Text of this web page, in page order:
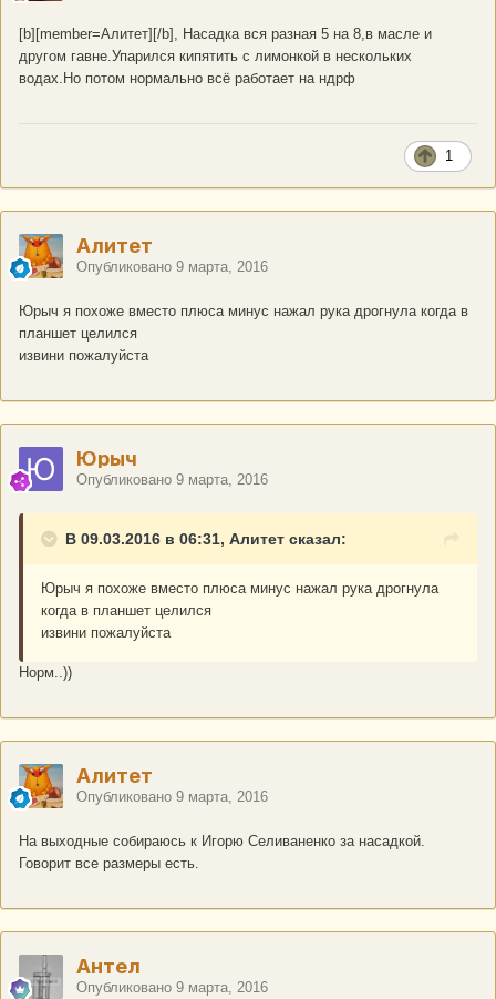
[b][member=Алитет][/b], Насадка вся разная 5 на 8,в масле и
другом гавне.Упарился кипятить с лимонкой в нескольких
водах.Но потом нормально всё работает на ндрф
1
Алитет
Опубликовано 9 марта, 2016
Юрыч я похоже вместо плюса минус нажал рука дрогнула когда в
планшет целился
извини пожалуйста
Юрыч
Опубликовано 9 марта, 2016
В 09.03.2016 в 06:31, Алитет сказал:
Юрыч я похоже вместо плюса минус нажал рука дрогнула
когда в планшет целился
извини пожалуйста
Норм..))
Алитет
Опубликовано 9 марта, 2016
На выходные собираюсь к Игорю Селиваненко за насадкой.
Говорит все размеры есть.
Антел
Опубликовано 9 марта, 2016